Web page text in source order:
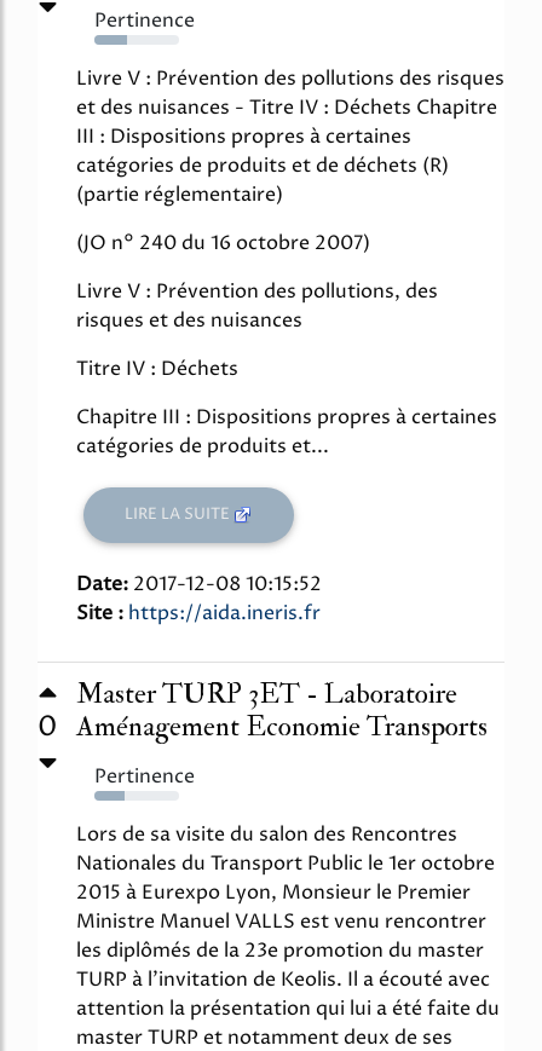
Pertinence
39%
Livre V : Prévention des pollutions des risques
et des nuisances - Titre IV : Déchets Chapitre
III : Dispositions propres à certaines
catégories de produits et de déchets (R)
(partie réglementaire)
(JO n° 240 du 16 octobre 2007)
Livre V : Prévention des pollutions, des
risques et des nuisances
Titre IV : Déchets
Chapitre III : Dispositions propres à certaines
catégories de produits et...
LIRE LA SUITE
Date: 2017-12-08 10:15:52
Site : https://aida.ineris.fr
0
Master TURP 3ET - Laboratoire
Aménagement Economie Transports
Pertinence
36%
Lors de sa visite du salon des Rencontres
Nationales du Transport Public le 1er octobre
2015 à Eurexpo Lyon, Monsieur le Premier
Ministre Manuel VALLS est venu rencontrer
les diplômés de la 23e promotion du master
TURP à l'invitation de Keolis. Il a écouté avec
attention la présentation qui lui a été faite du
master TURP et notamment deux de ses